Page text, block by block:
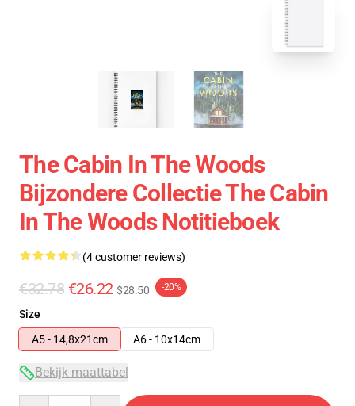
The Cabin In The Woods
Bijzondere Collectie The Cabin
In The Woods Notitieboek
(4 customer reviews)
€32.78 €26.22 $28.50 -20%
Size
A5 - 14,8x21cm
A6 - 10x14cm
Bekijk maattabel